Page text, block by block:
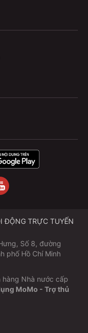
ĐỘNG TRỰC TUYẾN
Số 8, đường
phố Hồ Chí Minh
Nhà nước cấp
MoMo - Trợ thủ